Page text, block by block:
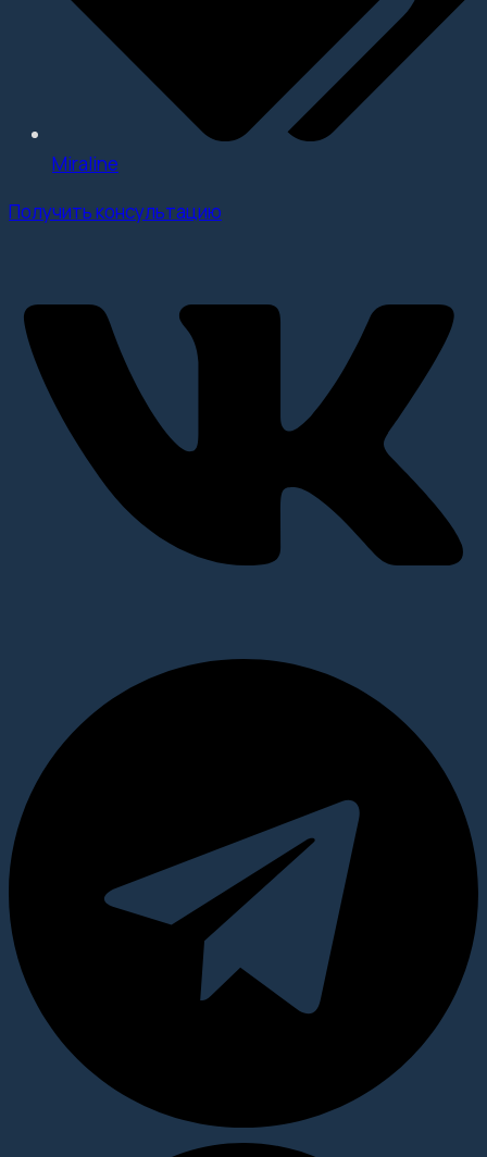
Miraline
Получить консультацию